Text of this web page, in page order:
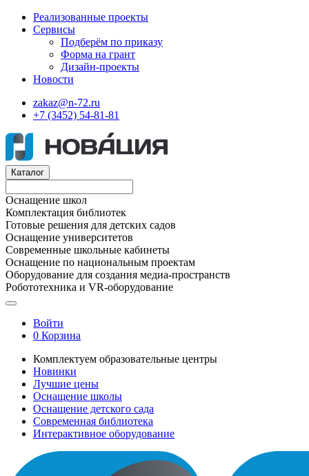
Реализованные проекты
Сервисы
Подберём по приказу
Форма на грант
Дизайн-проекты
Новости
zakaz@n-72.ru
+7 (3452) 54-81-81
Каталог
Оснащение школ
Комплектация библиотек
Готовые решения для детских садов
Оснащение университетов
Современные школьные кабинеты
Оснащение по национальным проектам
Оборудование для создания медиа-пространств
Робототехника и VR-оборудование
Войти
0 Корзина
Комплектуем образовательные центры
Новинки
Лучшие цены
Оснащение школы
Оснащение детского сада
Современная библиотека
Интерактивное оборудование